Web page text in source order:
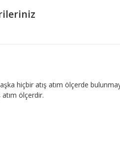
hiçbir atış atım ölçerde
ölçerdir.